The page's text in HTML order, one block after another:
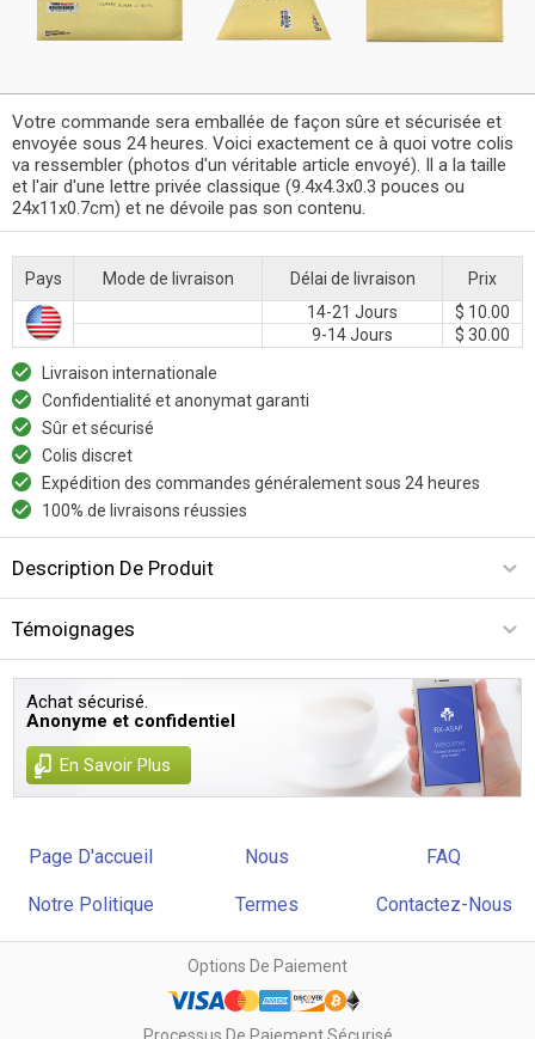
Votre commande sera emballée de façon sûre et sécurisée et
envoyée sous 24 heures. Voici exactement ce à quoi votre colis
va ressembler (photos d'un véritable article envoyé). Il a la taille
et l'air d'une lettre privée classique (9.4x4.3x0.3 pouces ou
24x11x0.7cm) et ne dévoile pas son contenu.
Pays Mode de livraison Délai de livraison
Prix
14-21 Jours
$ 10.00
9-14 Jours
$ 30.00
Livraison internationale
Confidentialité et anonymat garanti
Sûr et sécurisé
Colis discret
Expédition des commandes généralement sous 24 heures
100% de livraisons réussies
Description De Produit
Témoignages
Achat sécurisé.
Anonyme et confidentiel
En Savoir Plus
Page D'accueil Nous FAQ
Notre Politique Termes Contactez-Nous
Options De Paiement